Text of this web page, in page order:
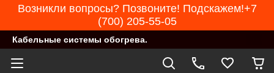
Возникли вопросы? Позвоните! Подскажем!+7
(700) 205-55-05
Кабельные системы обогрева.